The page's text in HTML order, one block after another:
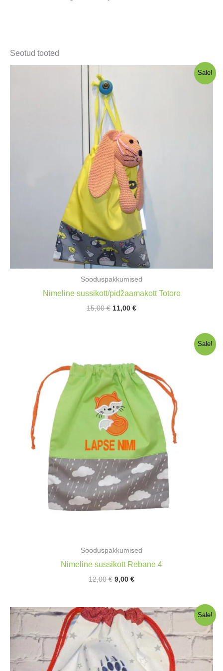
Seotud tooted
Sale!
Sooduspakkumised
Nimeline sussikott/pidžaamakott Totoro
15,00€ Algne
11,00 €Praegune
Sale!
Sooduspakkumised
Nimeline sussikott Rebane 4
12,00€ Algne
12,00 €.
9,00 €Praegune
9,00 €.
Sale!